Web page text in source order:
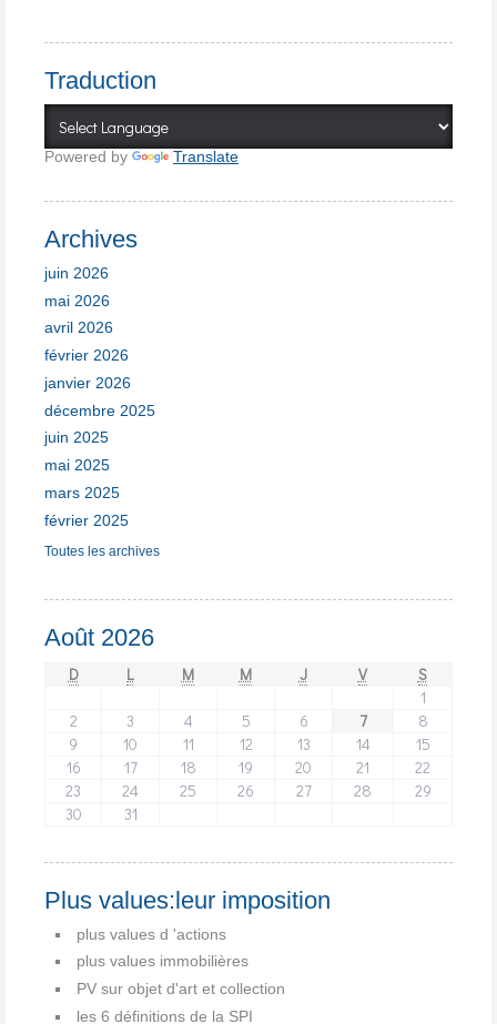
Traduction
Powered by Translate
Archives
juin 2026
mai 2026
avril 2026
février 2026
janvier 2026
décembre 2025
juin 2025
mai 2025
mars 2025
février 2025
Toutes les archives
Août 2026
D L M M J V
S
1
2
3 4 5 6 7
8
9
10 11 12 13 14
15
16
17 18 19 20 21
22
23
24 25 26 27 28
29
30
31
Plus values:leur imposition
plus values d 'actions
plus values immobilières
PV sur objet d'art et collection
les 6 définitions de la SPI